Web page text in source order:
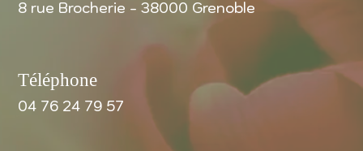
8 rue Brocherie - 38000 Grenoble
Téléphone
04 76 24 79 57